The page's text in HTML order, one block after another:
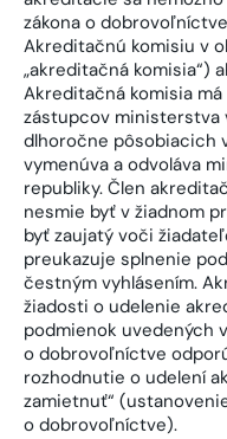
zákona o
Akreditačnú komisiu v
„akreditačná komisia“)
Akreditačná komisia
zástupcov ministerstva
dlhoročne pôsobiacich
vymenúva a odvoláva
republiky. Člen
nesmie byť v žiadnom
byť zaujatý voči
preukazuje splnenie
čestným vyhlásením.
žiadosti o udelenie
podmienok uvedených
o dobrovoľníctve
rozhodnutie o udelení
zamietnuť“
o dobrovoľníctve).